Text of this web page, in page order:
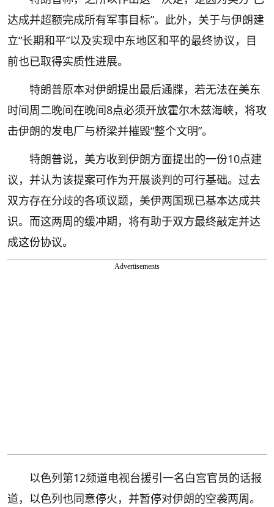
达成并超额完成所有军事目标”。此外，关于与伊朗建
立“长期和平”以及实现中东地区和平的最终协议，目
前也已取得实质性进展。
特朗普原本对伊朗提出最后通牒，若无法在美东
时间周二晚间在晚间8点必须开放霍尔木兹海峡，将攻
击伊朗的发电厂与桥梁并摧毁“整个文明”。
特朗普说，美方收到伊朗方面提出的一份10点建
议，并认为该提案可作为开展谈判的可行基础。过去
双方存在分歧的各项议题，美伊两国现已基本达成共
识。而这两周的缓冲期，将有助于双方最终敲定并达
成这份协议。
Advertisements
以色列第12频道电视台援引一名白宫官员的话报
道，以色列也同意停火，并暂停对伊朗的空袭两周。